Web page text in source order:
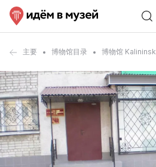
主要 博物馆目录 博物馆 Kalininsk